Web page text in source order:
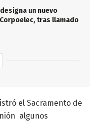
un nuevo
tras llamado
el Sacramento de
algunos